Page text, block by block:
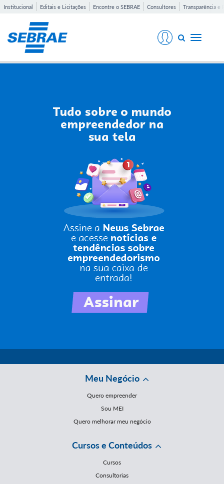
Institucional Editais e Licitações Encontre o SEBRAE Consultores Transparência e
Toggle
Meu Negócio
Quero empreender
Sou MEI
Quero melhorar meu negócio
Cursos e Conteúdos
Cursos
Consultorias